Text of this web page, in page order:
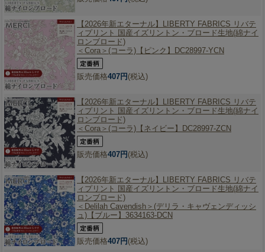
【2026年新エターナル】 LIBERTY FABRICS リバテ
ィプリント 国産イズリントン・ブロード生地(綿ナイ
ロンブロード)
＜Cora＞(コーラ)【ピンク】DC28997-YCN
販売価格407円(税込)
【2026年新エターナル】 LIBERTY FABRICS リバテ
ィプリント 国産イズリントン・ブロード生地(綿ナイ
ロンブロード)
＜Cora＞(コーラ)【ネイビー】DC28997-ZCN
販売価格407円(税込)
【2026年新エターナル】 LIBERTY FABRICS リバテ
ィプリント 国産イズリントン・ブロード生地(綿ナイ
ロンブロード)
＜Delilah Cavendish＞(デリラ・キャヴェンディッシ
ュ)【ブルー】3634163-DCN
販売価格407円(税込)